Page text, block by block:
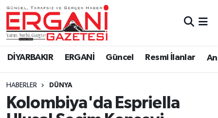
DİYARBAKIR ERGANİ Güncel Resmi İlanlar
HABERLER DÜNYA
Kolombiya'da Espriella
DİYARBAKIR
BİSMİL
BAĞLAR
ERGANİ
Güncel
Eği̇ti̇m
Ergani Nöbetçi Eczaneler
Ergani Hava Durumu
Ergani Trafik Yoğunluk Haritası
Süper Lig Puan Durumu ve Fikstür